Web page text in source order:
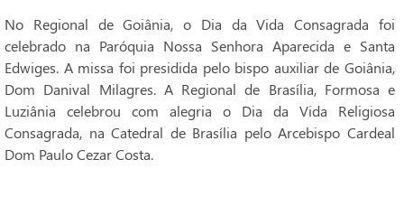
No Regional de Goiânia, o Dia da Vida Consagrada foi
celebrado na Paróquia Nossa Senhora Aparecida e Santa
Edwiges. A missa foi presidida pelo bispo auxiliar de Goiânia,
Dom Danival Milagres. A Regional de Brasília, Formosa e
Luziânia celebrou com alegria o Dia da Vida Religiosa
Consagrada, na Catedral de Brasília pelo Arcebispo Cardeal
Dom Paulo Cezar Costa.